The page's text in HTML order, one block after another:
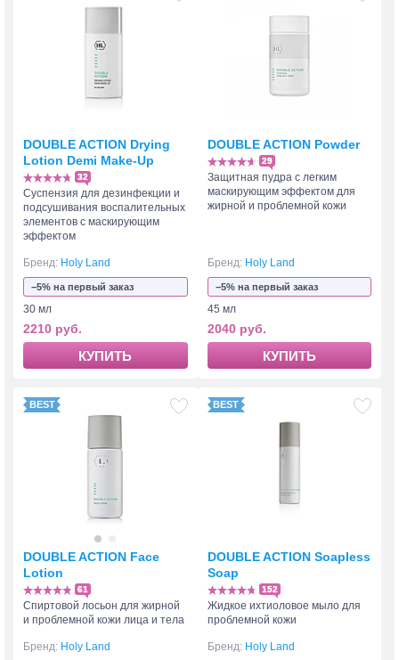
DOUBLE ACTION Drying
Lotion Demi Make-Up
32
Суспензия для дезинфекции и
подсушивания воспалительных
элементов с маскирующим
эффектом
Бренд: Holy Land
−5% на первый заказ
30 мл
2210 руб.
КУПИТЬ
DOUBLE ACTION Powder
29
Защитная пудра с легким
маскирующим эффектом для
жирной и проблемной кожи
Бренд: Holy Land
−5% на первый заказ
45 мл
2040 руб.
КУПИТЬ
DOUBLE ACTION Face
Lotion
61
Спиртовой лосьон для жирной
и проблемной кожи лица и тела
Бренд: Holy Land
DOUBLE ACTION Soapless
Soap
152
Жидкое ихтиоловое мыло для
проблемной кожи
Бренд: Holy Land